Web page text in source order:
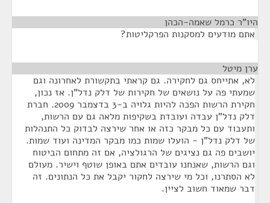
היו"ר כרמל שאמה-הכהן
אתם מודעים למסקנות הפרקליטות?
ערן מיטל
לא, אתייחס גם לחקירה. גם קראתי בתקשורת לאחרונה וגם
שמעתי פה על נושאים של חקירות של דלק נדל"ן. אז נכון,
חקירת הרשות הפכה להיות גלויה ב-3 בדצמבר 2009. חברת
דלק נדל"ן עבדה ועובדת בשקיפות מלאה גם עם הרשות,
ותעבוד עם כל מבקר כזה או אחר שירצה לבדוק כל התנהלות
של דלק נדל"ן - הועלו שמות כמו מבקר המדינה ועוד שמות.
יושבים פה גם נציגים של הרגולציה, אם זה מתחום הביטוח
וגם הרשות, שאנחנו עובדים אתם באופן שוטף וישיר. מעולם
לא הסתרנו, וכל מי שירצה לחקור יקבל את כל הנתונים. זה
דבר שמאוד חשוב לציין.